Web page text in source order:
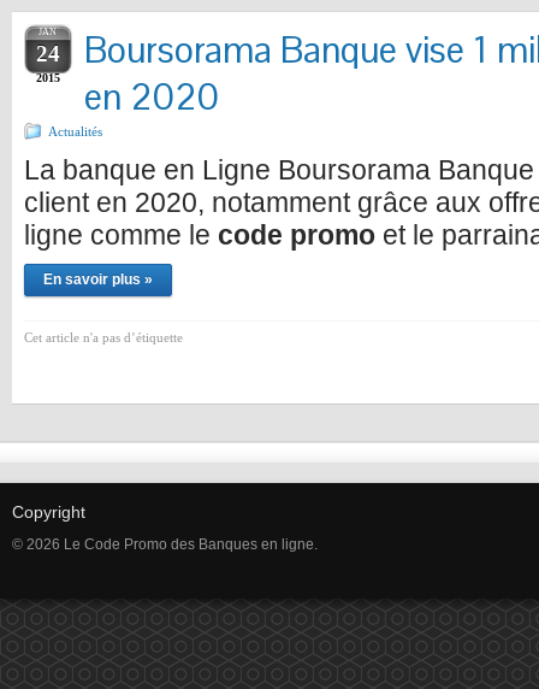
JAN
24
2015
Boursorama Banque vise 1
en 2020
Actualités
La banque en Ligne Boursorama
client en 2020, notamment grâce aux
ligne comme le code promo et le
En savoir plus »
Cet article n'a pas d’étiquette
Copyright
© 2026 Le Code Promo des Banques en ligne.